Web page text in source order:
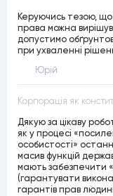
Керуючись тезою, що
права можна
допустимо
при ухваленні
Юрій
Корпорація як
Дякую за цікаву
як у процесі
особистості»
масив функцій
мають забезпечити
(гарантувати
гарантів прав